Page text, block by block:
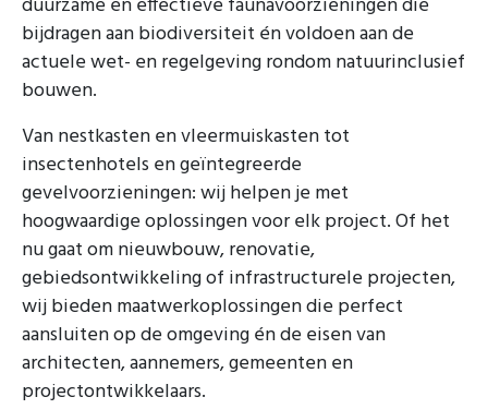
bijdragen aan biodiversiteit én voldoen aan de
actuele wet- en regelgeving rondom natuurinclusief
bouwen.
Van nestkasten en vleermuiskasten tot
insectenhotels en geïntegreerde
gevelvoorzieningen: wij helpen je met
hoogwaardige oplossingen voor elk project. Of het
nu gaat om nieuwbouw, renovatie,
gebiedsontwikkeling of infrastructurele projecten,
wij bieden maatwerkoplossingen die perfect
aansluiten op de omgeving én de eisen van
architecten, aannemers, gemeenten en
projectontwikkelaars.